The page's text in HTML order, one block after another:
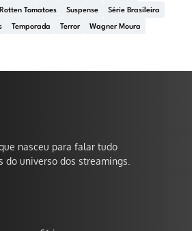
Rotten Tomatoes Suspense Série Brasileira
Temporada Terror Wagner Moura
nasceu para falar tudo
do universo dos streamings.